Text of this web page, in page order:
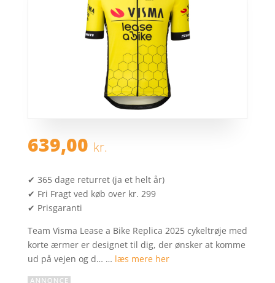
639,00 kr.
✔ 365 dage returret (ja et helt år)
✔ Fri Fragt ved køb over kr. 299
✔ Prisgaranti
Team Visma Lease a Bike Replica 2025 cykeltrøje med
korte ærmer er designet til dig, der ønsker at komme
ud på vejen og d… … læs mere her